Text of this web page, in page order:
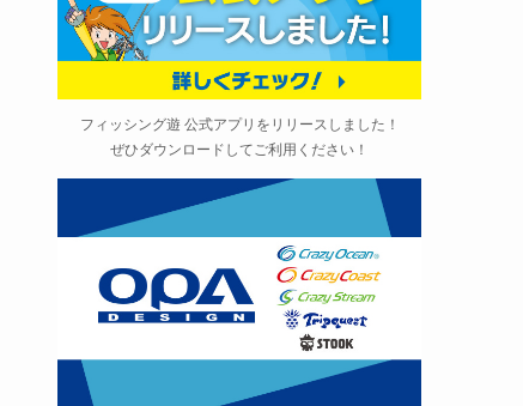
フィッシング遊 公式アプリをリリースしました！
ぜひダウンロードしてご利用ください！